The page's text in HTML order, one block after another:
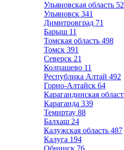
Ульяновская область
Ульяновск 341
Димитровград 71
Барыш 11
Томская область 498
Томск 391
Северск 21
Колпашево 11
Республика Алтай 492
Горно-Алтайск 64
Карагандинская
Караганда 339
Темиртау 88
Балхаш 24
Калужская область 487
Калуга 194
Обнинск 76